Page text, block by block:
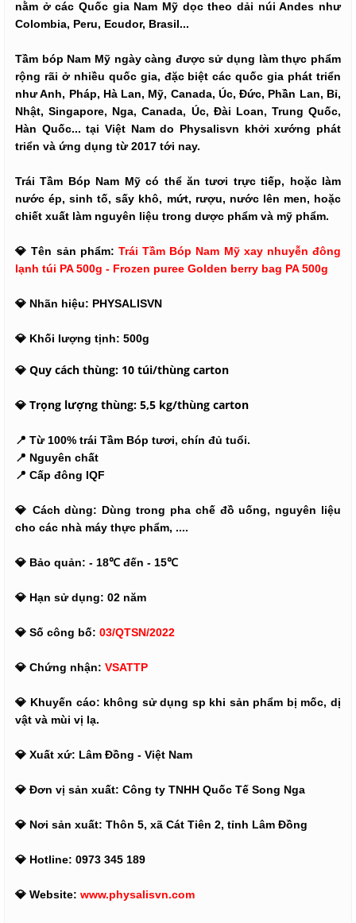
nằm ở các Quốc gia Nam Mỹ dọc theo dải núi Andes như
Colombia, Peru, Ecudor, Brasil...
Tầm bóp Nam Mỹ ngày càng được sử dụng làm thực phẩm
rộng rãi ở nhiều quốc gia, đặc biệt các quốc gia phát triển
như Anh, Pháp, Hà Lan, Mỹ, Canada, Úc, Đức, Phần Lan, Bỉ,
Nhật, Singapore, Nga, Canada, Úc, Đài Loan, Trung Quốc,
Hàn Quốc... tại Việt Nam do Physalisvn khởi xướng phát
triển và ứng dụng từ 2017 tới nay.
Trái Tầm Bóp Nam Mỹ có thể ăn tươi trực tiếp, hoặc làm
nước ép, sinh tố, sấy khô, mứt, rượu, nước lên men, hoặc
chiết xuất làm nguyên liệu trong dược phẩm và mỹ phẩm.
💎 Tên sản phẩm: Trái Tầm Bóp Nam Mỹ xay nhuyễn đông
lạnh túi PA 500g - Frozen puree Golden berry bag PA 500g
💎 Nhãn hiệu: PHYSALISVN
💎 Khối lượng tịnh: 500g
💎 Quy cách thùng: 10 túi/thùng carton
💎 Trọng lượng thùng: 5,5 kg/thùng carton
📍 Từ 100% trái Tầm Bóp tươi, chín đủ tuổi.
📍 Nguyên chất
📍 Cấp đông IQF
💎 Cách dùng: Dùng trong pha chế đồ uống, nguyên liệu
cho các nhà máy thực phẩm, ....
💎 Bảo quản: - 18℃ đến - 15℃
💎 Hạn sử dụng: 02 năm
💎 Số công bố: 03/QTSN/2022
💎 Chứng nhận: VSATTP
💎 Khuyến cáo: không sử dụng sp khi sản phẩm bị mốc, dị
vật và mùi vị lạ.
💎 Xuất xứ: Lâm Đồng - Việt Nam
💎 Đơn vị sản xuất: Công ty TNHH Quốc Tế Song Nga
💎 Nơi sản xuất: Thôn 5, xã Cát Tiên 2, tỉnh Lâm Đồng
💎 Hotline: 0973 345 189
💎 Website: www.physalisvn.com